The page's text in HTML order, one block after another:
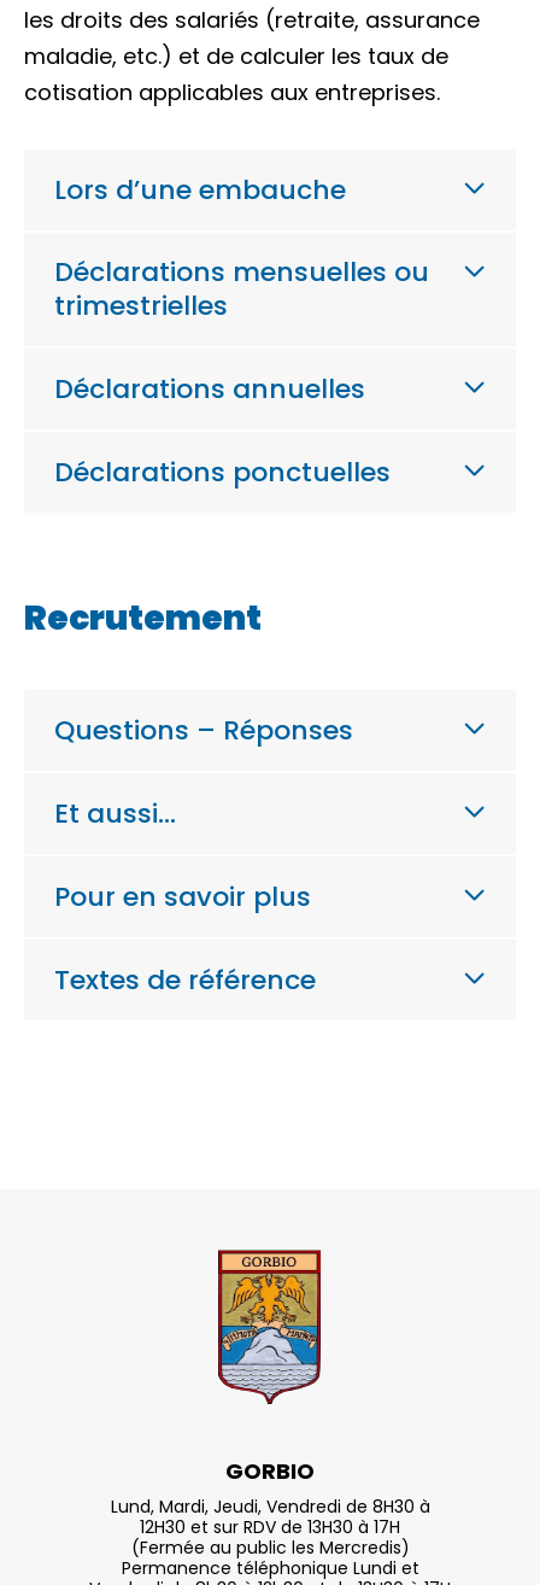
les droits des salariés (retraite, assurance
maladie, etc.) et de calculer les taux de
cotisation applicables aux entreprises.
Lors d’une embauche
Déclarations mensuelles ou
trimestrielles
Déclarations annuelles
Déclarations ponctuelles
Recrutement
Questions – Réponses
Et aussi…
Pour en savoir plus
Textes de référence
GORBIO
Lund, Mardi, Jeudi, Vendredi de 8H30 à
12H30 et sur RDV de 13H30 à 17H
(Fermée au public les Mercredis)
Permanence téléphonique Lundi et